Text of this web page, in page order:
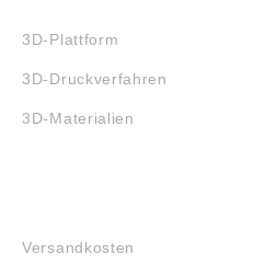
3D-Plattform
3D-Druckverfahren
3D-Materialien
Versandkosten